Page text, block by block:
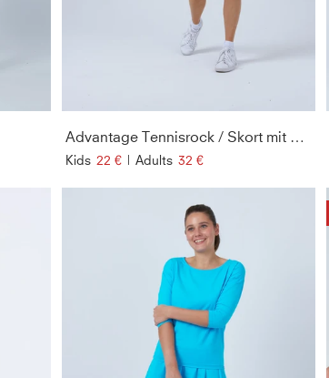
Advantage Tennisrock / Skort mit Ballhalter, grau
Kids 22 € | Adults 32 €